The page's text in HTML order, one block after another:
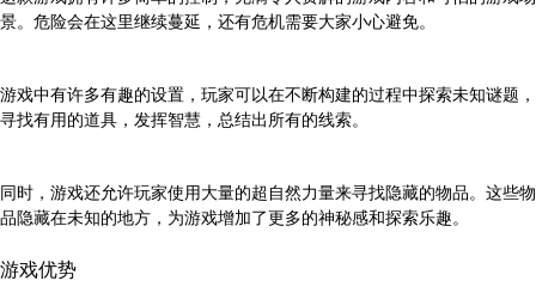
景。危险会在这里继续蔓延，还有危机需要大家小心避免。
游戏中有许多有趣的设置，玩家可以在不断构建的过程中探索未知谜题，
寻找有用的道具，发挥智慧，总结出所有的线索。
同时，游戏还允许玩家使用大量的超自然力量来寻找隐藏的物品。这些物
品隐藏在未知的地方，为游戏增加了更多的神秘感和探索乐趣。
游戏优势